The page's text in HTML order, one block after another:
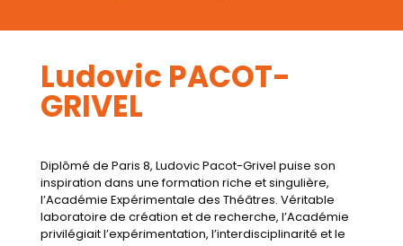
Ludovic PACOT-
GRIVEL
Diplômé de Paris 8, Ludovic Pacot-Grivel puise son
inspiration dans une formation riche et singulière,
l’Académie Expérimentale des Théâtres. Véritable
laboratoire de création et de recherche, l’Académie
privilégiait l’expérimentation, l’interdisciplinarité et le